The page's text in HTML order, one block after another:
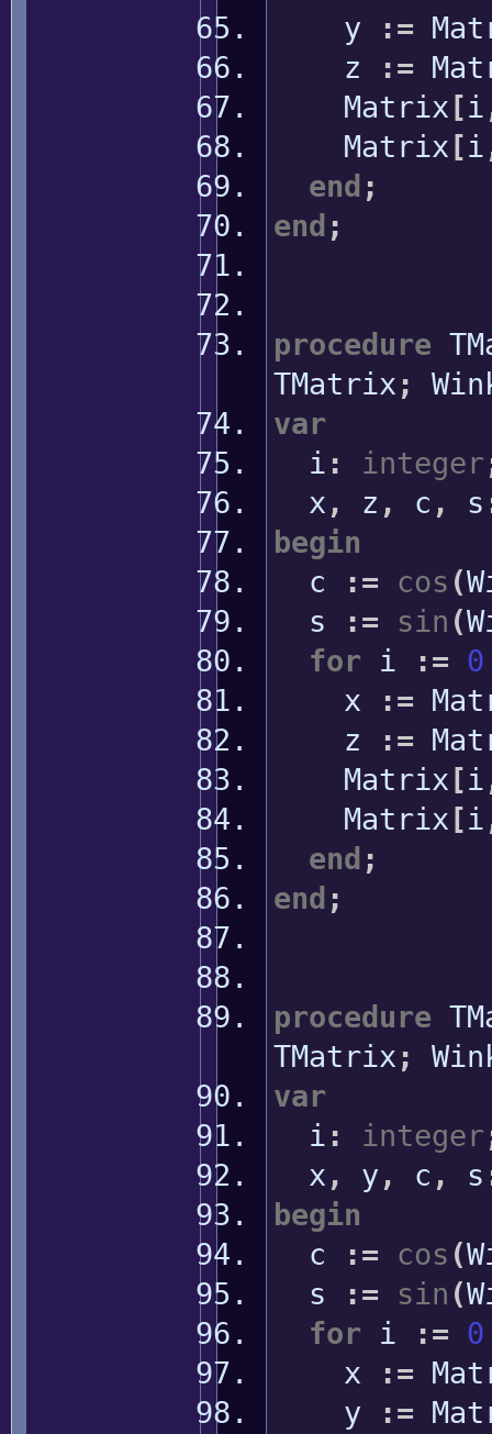
y
:=
z
:=
Matrix [i
Matrix [i
end ;
end ;
procedure
TMatrix ;
var
i : integer
x , z , c , s
begin
c
:= cos (
s
:= sin (
for i := 0
x
:=
z
:=
Matrix [i
Matrix [i
end ;
end ;
procedure
TMatrix ;
var
i : integer
x , y , c , s
begin
c
:= cos (
s
:= sin (
for i := 0
x
:=
y
:=